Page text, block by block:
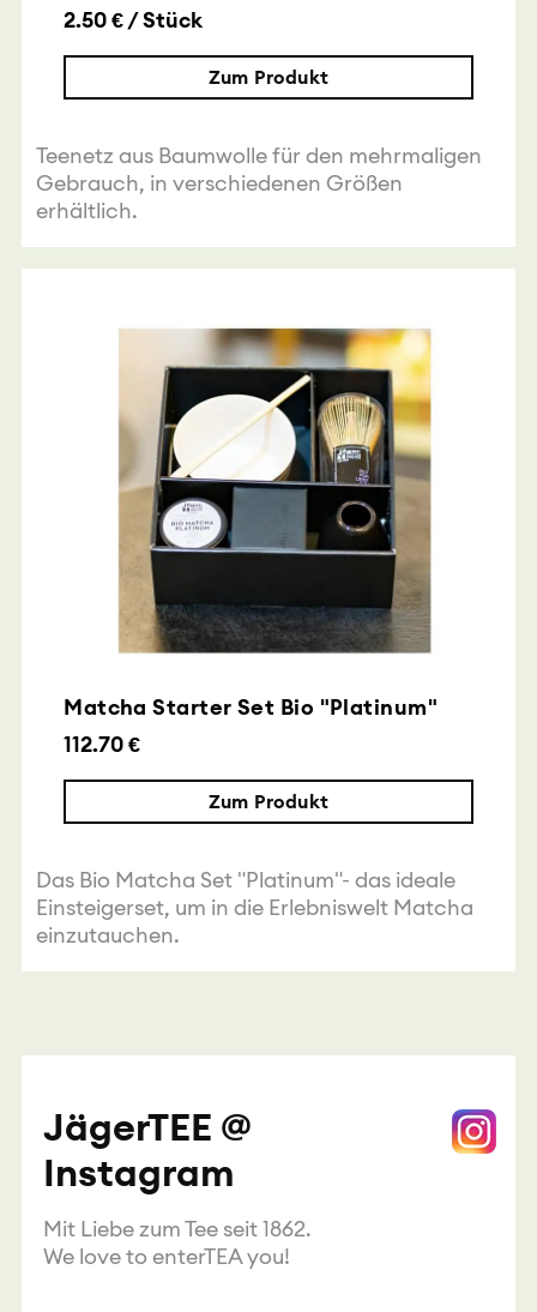
2.50 € / Stück
Zum Produkt
Teenetz aus Baumwolle für den mehrmaligen
Gebrauch, in verschiedenen Größen
erhältlich.
Matcha Starter Set Bio "Platinum"
112.70 €
Zum Produkt
Das Bio Matcha Set "Platinum"- das ideale
Einsteigerset, um in die Erlebniswelt Matcha
einzutauchen.
JägerTEE @
Instagram
Mit Liebe zum Tee seit 1862.
We love to enterTEA you!